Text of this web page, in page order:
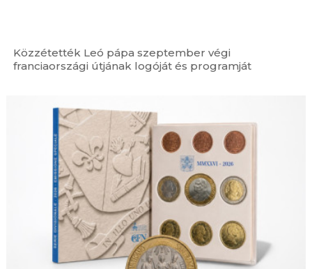
Közzétették Leó pápa szeptember végi
franciaországi útjának logóját és programját